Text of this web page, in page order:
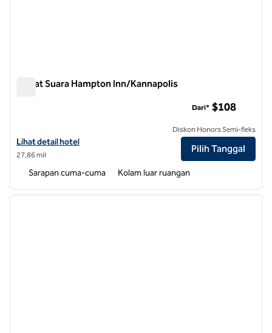
Kawat Suara Hampton Inn/Kannapolis
Lihat detail hotel untuk Hampton Inn Concord/Kannapolis
Lihat detail hotel
27,86 mil
Dari* $108
Diskon Honors Semi-fleks
Pilih Tanggal
Sarapan cuma-cuma Kolam luar ruangan
1 dari 12